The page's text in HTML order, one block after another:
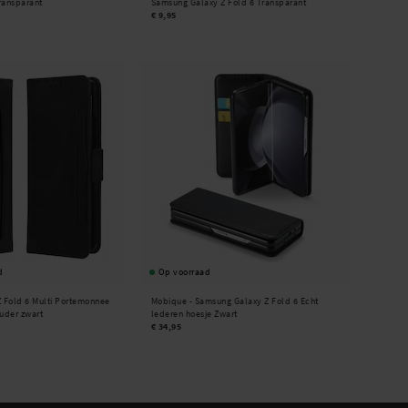
€ 9,95
Fold 6 Multi Portemonnee
zwart
Op voorraad
Mobique - Samsung Galaxy Z Fold 6 Echt
lederen hoesje Zwart
€ 34,95